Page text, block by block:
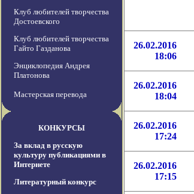
Клуб любителей творчества
Достоевского
Клуб любителей творчества
Гайто Газданова
Энциклопедия Андрея
Платонова
Мастерская перевода
КОНКУРСЫ
За вклад в русскую
культуру публикациями в
Интернете
Литературный конкурс
26.02.2016
18:06
26.02.2016
18:04
26.02.2016
17:24
26.02.2016
17:15